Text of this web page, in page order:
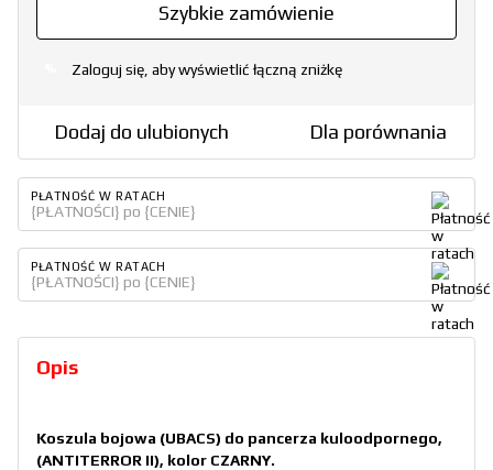
Szybkie zamówienie
Zaloguj się, aby wyświetlić łączną zniżkę
Dodaj do ulubionych Dla porównania
PŁATNOŚĆ W RATACH
{PŁATNOŚCI} po {CENIE}
PŁATNOŚĆ W RATACH
{PŁATNOŚCI} po {CENIE}
Opis
Koszula bojowa (UBACS) do pancerza kuloodpornego,
(ANTITERROR II), kolor CZARNY.